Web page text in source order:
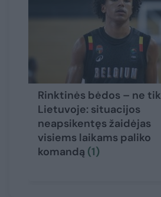
Rinktinės bėdos – ne tik
Lietuvoje: situacijos
neapsikentęs žaidėjas
visiems laikams paliko
komandą (1)